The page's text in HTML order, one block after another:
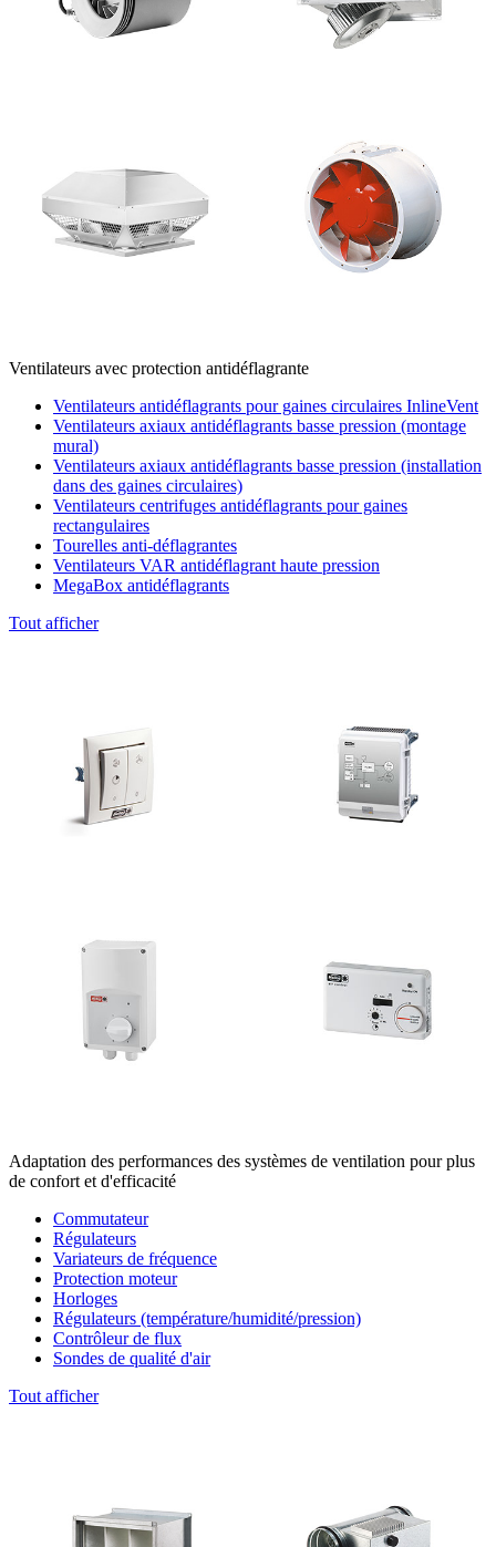
Ventilateurs avec protection antidéflagrante
Ventilateurs antidéflagrants pour gaines circulaires InlineVent
Ventilateurs axiaux antidéflagrants basse pression (montage
mural)
Ventilateurs axiaux antidéflagrants basse pression (installation
dans des gaines circulaires)
Ventilateurs centrifuges antidéflagrants pour gaines
rectangulaires
Tourelles anti-déflagrantes
Ventilateurs VAR antidéflagrant haute pression
MegaBox antidéflagrants
Tout afficher
Adaptation des performances des systèmes de ventilation pour plus
de confort et d'efficacité
Commutateur
Régulateurs
Variateurs de fréquence
Protection moteur
Horloges
Régulateurs (température/humidité/pression)
Contrôleur de flux
Sondes de qualité d'air
Tout afficher